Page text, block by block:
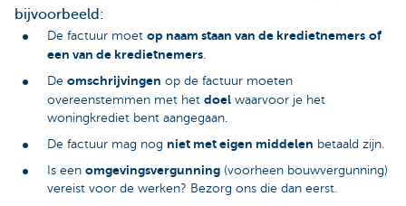
bijvoorbeeld:
De factuur moet op naam staan van de kredietnemers of
een van de kredietnemers.
De omschrijvingen op de factuur moeten
overeenstemmen met het doel waarvoor je het
woningkrediet bent aangegaan.
De factuur mag nog niet met eigen middelen betaald zijn.
Is een omgevingsvergunning (voorheen bouwvergunning)
vereist voor de werken? Bezorg ons die dan eerst.